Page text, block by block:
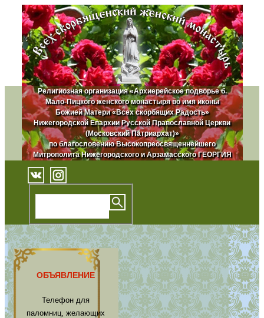
Религиозная организация «Архиерейское подворье б.
Мало-Пицкого женского монастыря во имя иконы
Божией Матери «Всех скорбящих Радость»
Нижегородской Епархии Русской Православной Церкви
(Московский Патриархат)»
по благословению Высокопреосвященнейшего
Митрополита Нижегородского и Арзамасского ГЕОРГИЯ
ОБЪЯВЛЕНИЕ
Телефон для
паломниц, желающих